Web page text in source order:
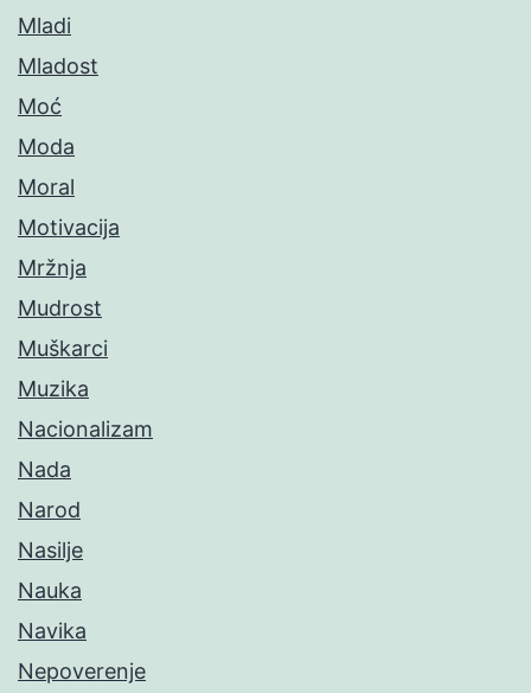
Mladi
Mladost
Moć
Moda
Moral
Motivacija
Mržnja
Mudrost
Muškarci
Muzika
Nacionalizam
Nada
Narod
Nasilje
Nauka
Navika
Nepoverenje